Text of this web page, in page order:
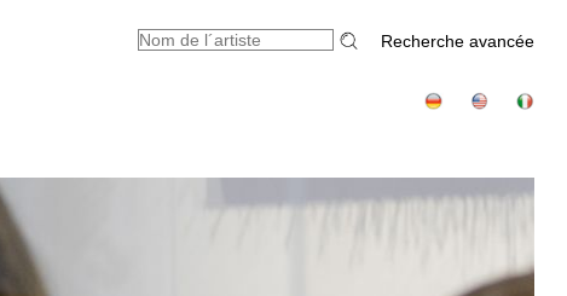
Recherche avancée